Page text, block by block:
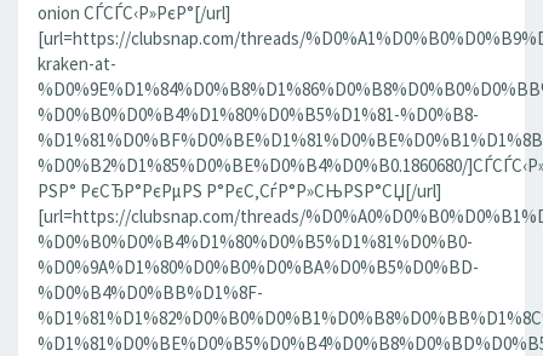
onion СЃСЃС‹Р»РєР°[/url]
[url=https://clubsnap.com/threads/
kraken-at-
%D0%B0%D0%B4%D1%80%D0%B5%D1%81-%D0%B8-
%D0%B2%D1%85%D0%BE%D0%B4%D0%B0.1860680/
РЅР° РєСЂР°РєРµРЅ Р°РєС‚СѓР°Р»СЊРЅР°СЏ[/url]
[url=https://clubsnap.com/threads/
%D0%B0%D0%B4%D1%80%D0%B5%D1%81%D0%B0-
%D0%9A%D1%80%D0%B0%D0%BA%D0%B5%D0%BD-
%D0%B4%D0%BB%D1%8F-